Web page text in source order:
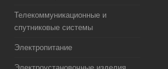
Телекоммуникационные и
спутниковые системы
Электропитание